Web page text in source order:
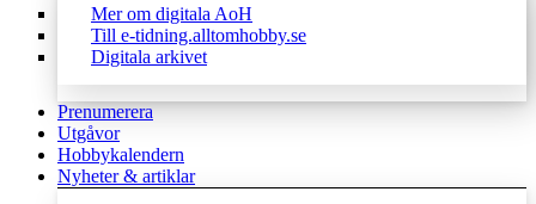
Mer om digitala AoH
Till e-tidning.alltomhobby.se
Digitala arkivet
Prenumerera
Utgåvor
Hobbykalendern
Nyheter & artiklar